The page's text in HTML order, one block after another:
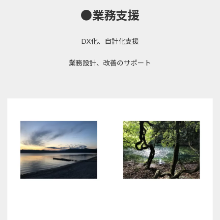
●業務支援
DX化、自計化支援
業務設計、改善のサポート